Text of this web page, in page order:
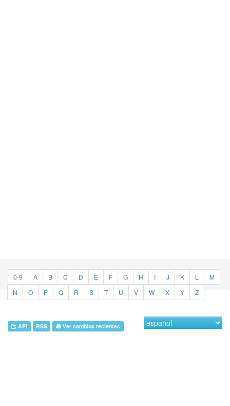
0-9 A B C D E F G H I J K L
M
N
O P Q R S T U V W X Y Z
API RSS Ver cambios recientes